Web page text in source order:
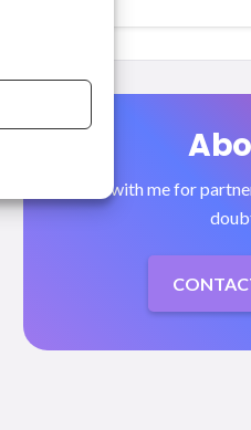
Talk with me for